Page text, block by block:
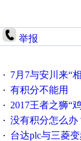
举报
· 7月7与安川来“
· 有积分不能用
· 2017王者之狮“鸡”情签到
· 没有积分怎么办
· 台达plc与三菱